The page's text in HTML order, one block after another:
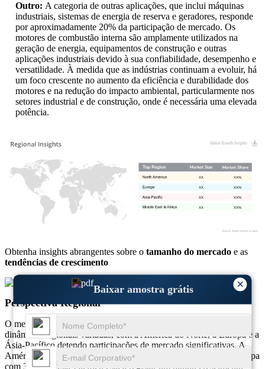
×
Baixar amostra grátis
Outro: A categoria de outras aplicações, que inclui máquinas
industriais, sistemas de energia de reserva e geradores, responde
por aproximadamente 20% da participação de mercado. Os
motores de combustão interna são amplamente utilizados na
geração de energia, equipamentos de construção e outras
aplicações industriais devido à sua confiabilidade, desempenho e
versatilidade. À medida que as indústrias continuam a evoluir, há
um foco crescente no aumento da eficiência e durabilidade dos
motores e na redução do impacto ambiental, particularmente nos
setores industrial e de construção, onde é necessária uma elevada
potência.
XX%
XX
XX%
XX
XX%
XX
XX%
XX
Obtenha insights abrangentes sobre o tamanho do mercado e as
tendências de crescimento
Baixar amostra grátis
Perspectiva Regional
O mercado comercial de motores de combustão interna tem
dinâmicas regionais variadas, com a América do Norte, a Europa e a
Ásia-Pacífico detendo participações de mercado significativas. A
América do Norte lidera com 35% do mercado, seguida pela Europa
com 30%. A Ásia-Pacífico está a registar um rápido crescimento